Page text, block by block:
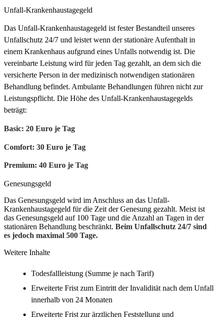
Unfall-Krankenhaustagegeld
Das Unfall-Krankenhaustagegeld ist fester Bestandteil unseres
Unfallschutz 24/7 und leistet wenn der stationäre Aufenthalt in
einem Krankenhaus aufgrund eines Unfalls notwendig ist. Die
vereinbarte Leistung wird für jeden Tag gezahlt, an dem sich die
versicherte Person in der medizinisch notwendigen stationären
Behandlung befindet. Ambulante Behandlungen führen nicht zur
Leistungspflicht. Die Höhe des Unfall-Krankenhaustagegelds
beträgt:
Basic: 20 Euro je Tag
Comfort: 30 Euro je Tag
Premium: 40 Euro je Tag
Genesungsgeld
Das Genesungsgeld wird im Anschluss an das Unfall-
Krankenhaustagegeld für die Zeit der Genesung gezahlt. Meist ist
das Genesungsgeld auf 100 Tage und die Anzahl an Tagen in der
stationären Behandlung beschränkt. Beim Unfallschutz 24/7 sind
es jedoch maximal 500 Tage.
Weitere Inhalte
Todesfallleistung (Summe je nach Tarif)
Erweiterte Frist zum Eintritt der Invalidität nach dem Unfall
innerhalb von 24 Monaten
Erweiterte Frist zur ärztlichen Feststellung und